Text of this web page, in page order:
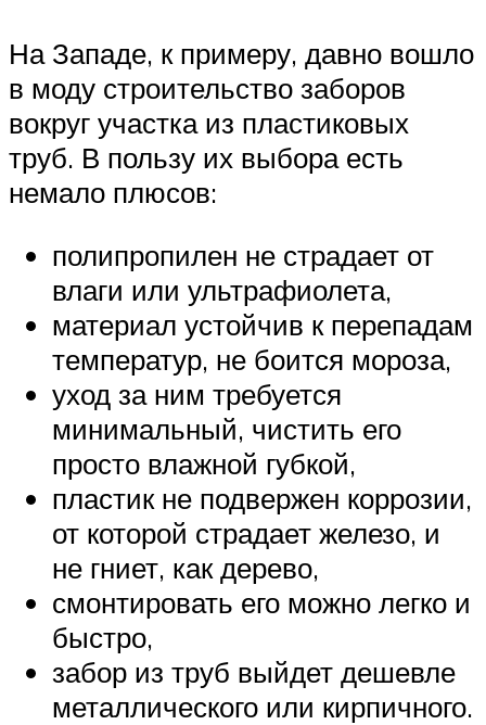
На Западе, к примеру, давно вошло
в моду строительство заборов
вокруг участка из пластиковых
труб. В пользу их выбора есть
немало плюсов:
полипропилен не страдает от
влаги или ультрафиолета,
материал устойчив к перепадам
температур, не боится мороза,
уход за ним требуется
минимальный, чистить его
просто влажной губкой,
пластик не подвержен коррозии,
от которой страдает железо, и
не гниет, как дерево,
смонтировать его можно легко и
быстро,
забор из труб выйдет дешевле
металлического или кирпичного.